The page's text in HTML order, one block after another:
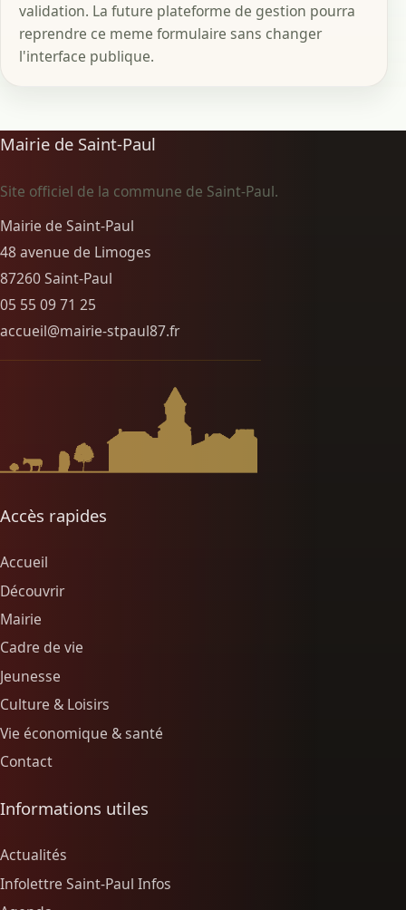
validation. La future plateforme de gestion pourra
reprendre ce meme formulaire sans changer
l'interface publique.
Mairie de Saint-Paul
Site officiel de la commune de Saint-Paul.
Mairie de Saint-Paul
48 avenue de Limoges
87260 Saint-Paul
05 55 09 71 25
accueil@mairie-stpaul87.fr
Accès rapides
Accueil
Découvrir
Mairie
Cadre de vie
Jeunesse
Culture & Loisirs
Vie économique & santé
Contact
Informations utiles
Actualités
Infolettre Saint-Paul Infos